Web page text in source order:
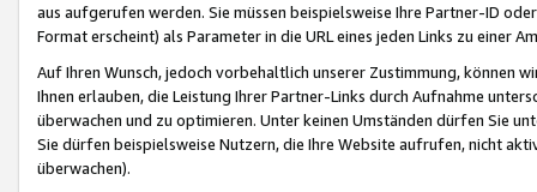
aus aufgerufen werden. Sie müssen beispielsweise Ihre Partner-ID
Format erscheint) als Parameter in die URL eines jeden Links zu einer
Auf Ihren Wunsch, jedoch vorbehaltlich unserer Zustimmung, können
Ihnen erlauben, die Leistung Ihrer Partner-Links durch Aufnahme
überwachen und zu optimieren. Unter keinen Umständen dürfen Sie
Sie dürfen beispielsweise Nutzern, die Ihre Website aufrufen, nicht
überwachen).